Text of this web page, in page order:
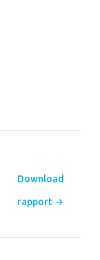
Download
rapport →